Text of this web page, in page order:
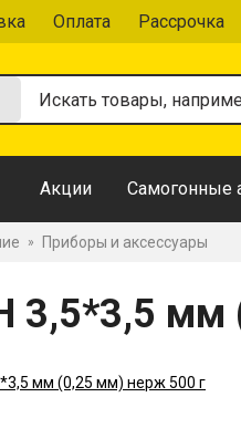
Оплата Рассрочка
Акции Самогонные
» Приборы и аксессуары
3,5*3,5 мм